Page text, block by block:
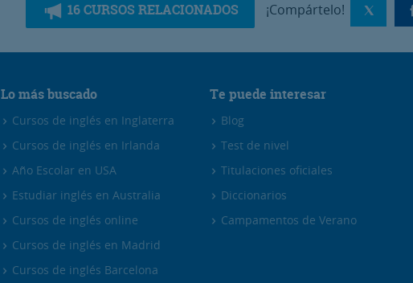
16 CURSOS RELACIONADOS ¡Compártelo!
Lo más buscado
Cursos de inglés en Inglaterra
Cursos de inglés en Irlanda
Año Escolar en USA
Estudiar inglés en Australia
Cursos de inglés online
Cursos de inglés en Madrid
Cursos de inglés Barcelona
Te puede interesar
Blog
Test de nivel
Titulaciones oficiales
Diccionarios
Campamentos de Verano